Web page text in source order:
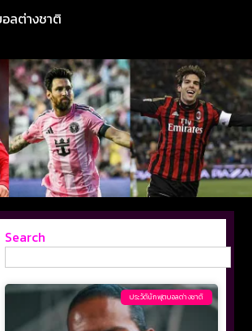
ลต่างชาติ
Search
ประวัตินักฟุตบอลต่างชาติ